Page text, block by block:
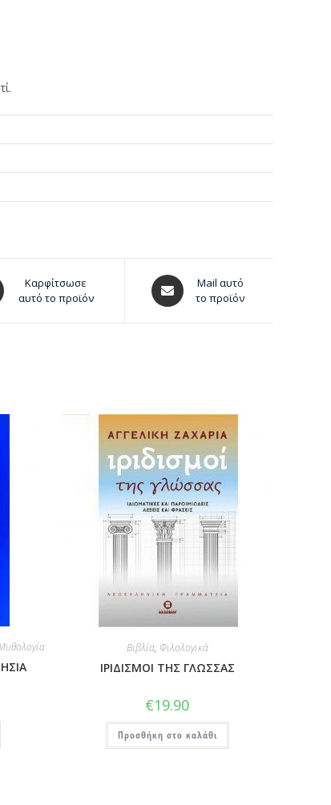
Καρφίτσωσε
αυτό το προϊόν
Mail αυτό
το προϊόν
Βιβλία, Φιλολογικά
ΙΡΙΔΙΣΜΟΙ ΤΗΣ ΓΛΩΣΣΑΣ
€19.90
Προσθήκη στο καλάθι